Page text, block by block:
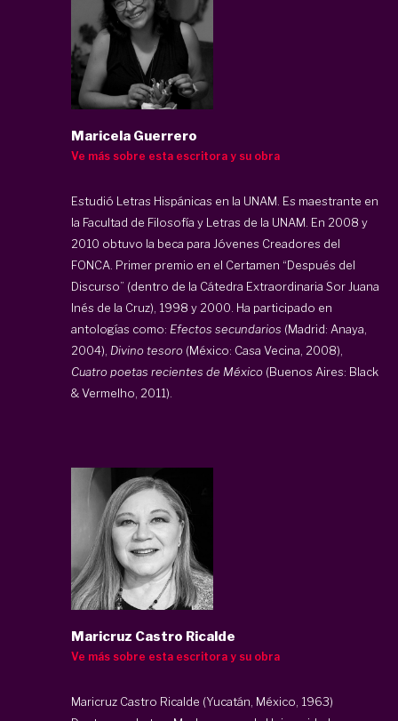
Maricela Guerrero
Ve más sobre esta escritora y su obra
Estudió Letras Hispánicas en la UNAM. Es maestrante en
la Facultad de Filosofía y Letras de la UNAM. En 2008 y
2010 obtuvo la beca para Jóvenes Creadores del
FONCA. Primer premio en el Certamen “Después del
Discurso” (dentro de la Cátedra Extraordinaria Sor Juana
Inés de la Cruz), 1998 y 2000. Ha participado en
antologías como: Efectos secundarios (Madrid: Anaya,
2004), Divino tesoro (México: Casa Vecina, 2008),
Cuatro poetas recientes de México (Buenos Aires: Black
& Vermelho, 2011).
Maricruz Castro Ricalde
Ve más sobre esta escritora y su obra
Maricruz Castro Ricalde (Yucatán, México, 1963)